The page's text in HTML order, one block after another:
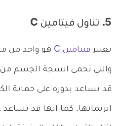
5. تناول فيتامين C
يعتبر فيتامين C هو واحد من
والتي تحمى انسجة الجسم من
قد يساعد بدوره على حماية
انزيماتها. كما انها قد